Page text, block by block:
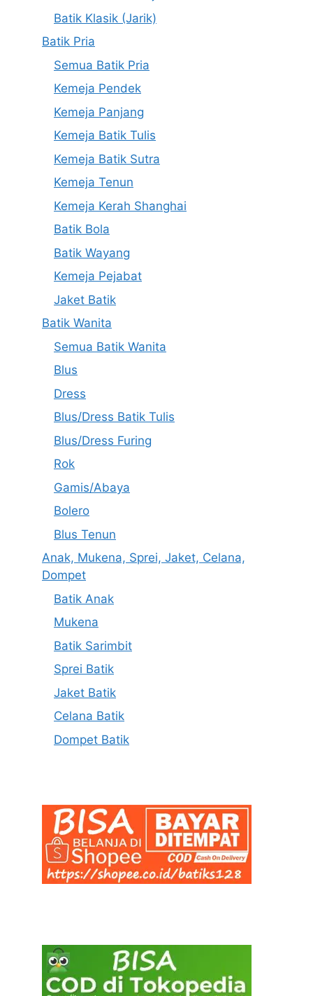
Batik Klasik (Jarik)
Batik Pria
Semua Batik Pria
Kemeja Pendek
Kemeja Panjang
Kemeja Batik Tulis
Kemeja Batik Sutra
Kemeja Tenun
Kemeja Kerah Shanghai
Batik Bola
Batik Wayang
Kemeja Pejabat
Jaket Batik
Batik Wanita
Semua Batik Wanita
Blus
Dress
Blus/Dress Batik Tulis
Blus/Dress Furing
Rok
Gamis/Abaya
Bolero
Blus Tenun
Anak, Mukena, Sprei, Jaket, Celana,
Dompet
Batik Anak
Mukena
Batik Sarimbit
Sprei Batik
Jaket Batik
Celana Batik
Dompet Batik